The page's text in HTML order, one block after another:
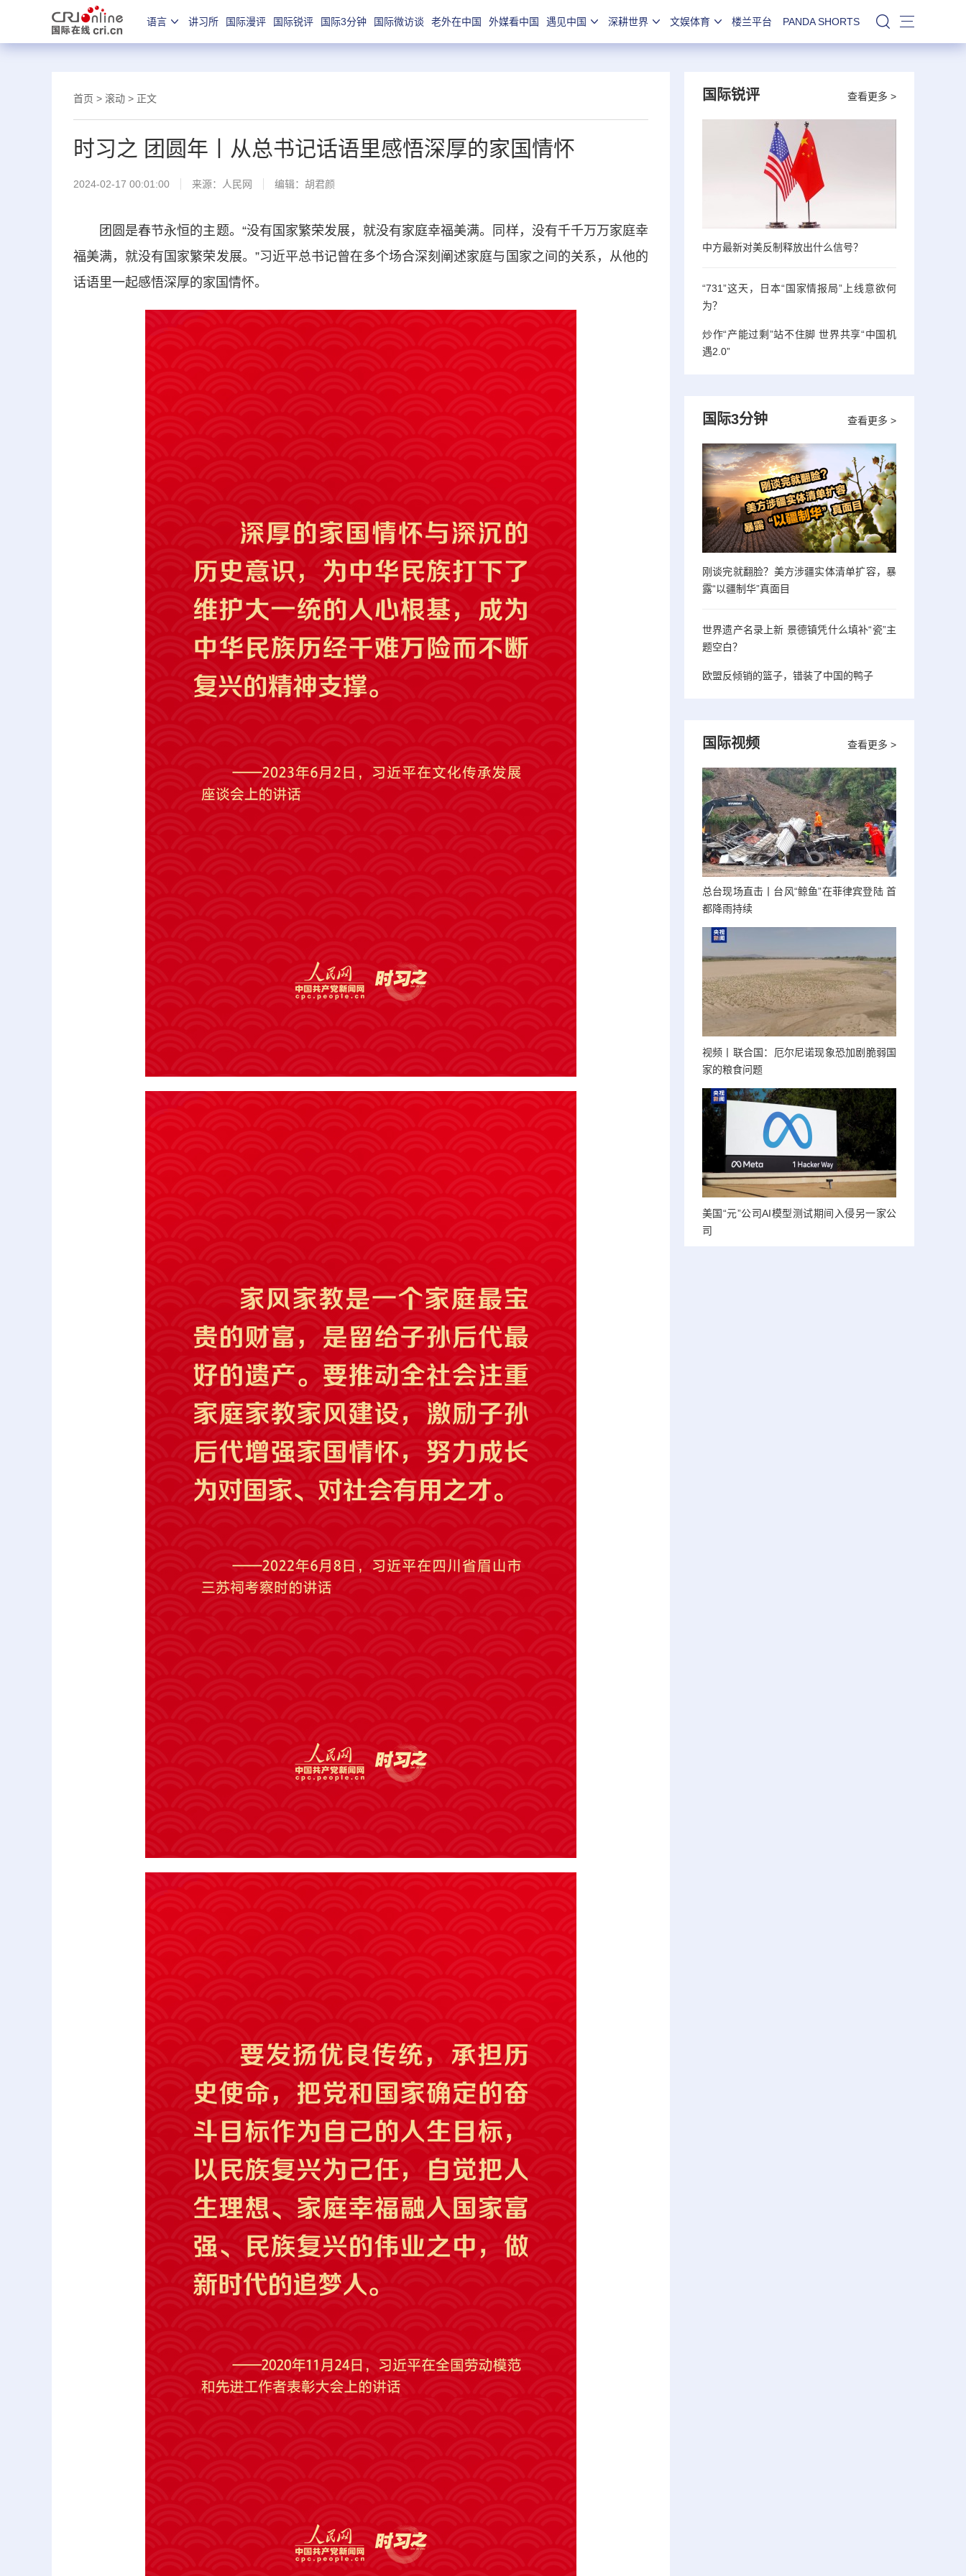
语言 讲习所 国际漫评 国际锐评 国际3分钟 国际微访谈 老外在中国 外媒看中国 遇见中国 深耕世界 文娱体育 楼兰平台 PANDA SHORTS 站内搜索
首页 > 滚动 > 正文
时习之 团圆年丨从总书记话语里感悟深厚的家国情怀
2024-02-17 00:01:00 来源： 人民网 编辑：胡君颜
团圆是春节永恒的主题。“没有国家繁荣发展，就没有家庭幸福美满。同样，没有千千万万家庭幸
福美满，就没有国家繁荣发展。”习近平总书记曾在多个场合深刻阐述家庭与国家之间的关系，从他的
话语里一起感悟深厚的家国情怀。
查看更多 >
国际锐评
中方最新对美反制释放出什么信号？
“731”这天，日本“国家情报局”上线意欲何
为？
炒作“产能过剩”站不住脚 世界共享“中国机
遇2.0”
查看更多 >
国际3分钟
刚谈完就翻脸？美方涉疆实体清单扩容，暴
露“以疆制华”真面目
世界遗产名录上新 景德镇凭什么填补“瓷”主
题空白？
欧盟反倾销的篮子，错装了中国的鸭子
查看更多 >
国际视频
总台现场直击丨台风“鲸鱼”在菲律宾登陆 首
都降雨持续
视频丨联合国：厄尔尼诺现象恐加剧脆弱国
家的粮食问题
美国“元”公司AI模型测试期间入侵另一家公
司